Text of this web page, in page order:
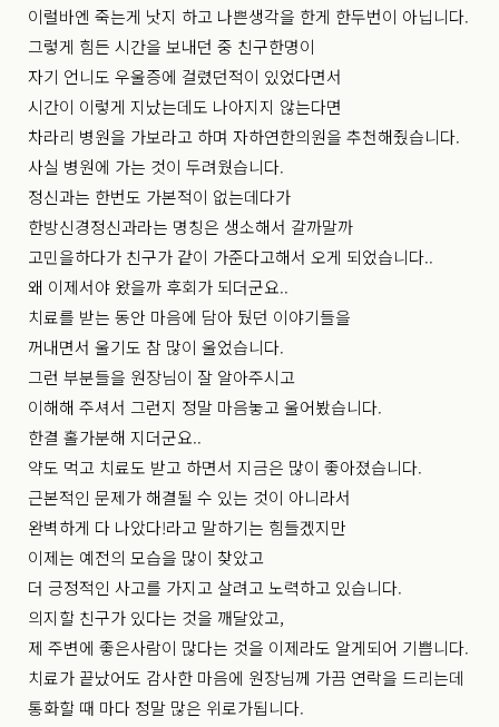
이럴바엔 죽는게 낫지 하고 나쁜생각을 한게 한두번이 아닙니다.
그렇게 힘든 시간을 보내던 중 친구한명이
자기 언니도 우울증에 걸렸던적이 있었다면서
시간이 이렇게 지났는데도 나아지지 않는다면
차라리 병원을 가보라고 하며 자하연한의원을 추천해줬습니다.
사실 병원에 가는 것이 두려웠습니다.
정신과는 한번도 가본적이 없는데다가
한방신경정신과라는 명칭은 생소해서 갈까말까
고민을하다가 친구가 같이 가준다고해서 오게 되었습니다..
왜 이제서야 왔을까 후회가 되더군요..
치료를 받는 동안 마음에 담아 뒀던 이야기들을
꺼내면서 울기도 참 많이 울었습니다.
그런 부분들을 원장님이 잘 알아주시고
이해해 주셔서 그런지 정말 마음놓고 울어봤습니다.
한결 홀가분해 지더군요..
약도 먹고 치료도 받고 하면서 지금은 많이 좋아졌습니다.
근본적인 문제가 해결될 수 있는 것이 아니라서
완벽하게 다 나았다!라고 말하기는 힘들겠지만
이제는 예전의 모습을 많이 찾았고
더 긍정적인 사고를 가지고 살려고 노력하고 있습니다.
의지할 친구가 있다는 것을 깨달았고,
제 주변에 좋은사람이 많다는 것을 이제라도 알게되어 기쁩니다.
치료가 끝났어도 감사한 마음에 원장님께 가끔 연락을 드리는데
통화할 때 마다 정말 많은 위로가됩니다.